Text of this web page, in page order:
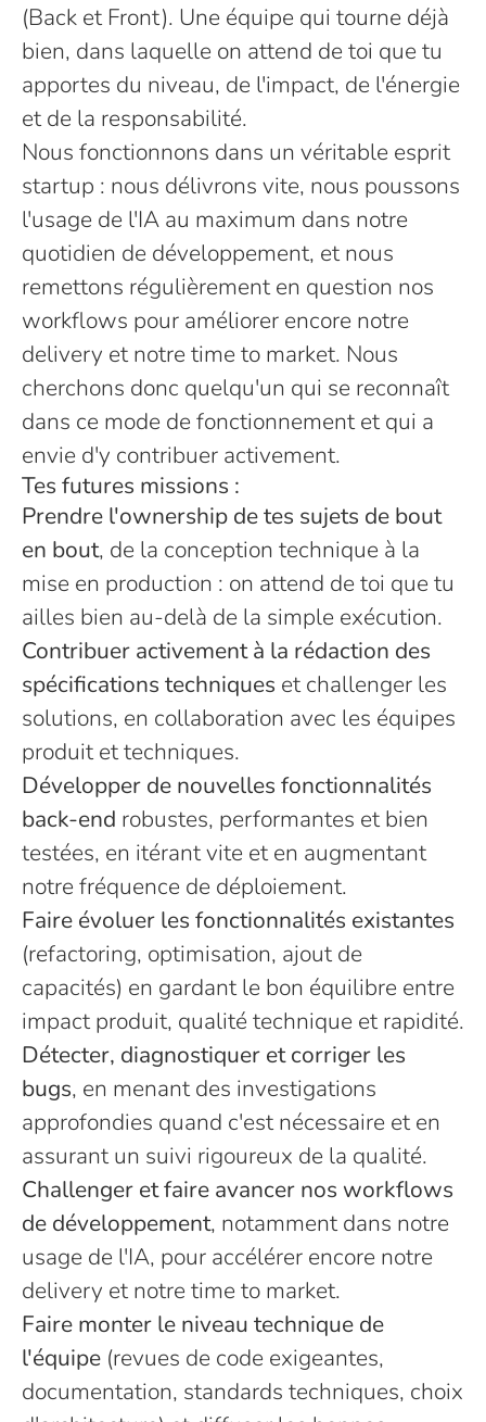
(Back et Front). Une équipe qui tourne déjà
bien, dans laquelle on attend de toi que tu
apportes du niveau, de l'impact, de l'énergie
et de la responsabilité.
Nous fonctionnons dans un véritable esprit
startup : nous délivrons vite, nous poussons
l'usage de l'IA au maximum dans notre
quotidien de développement, et nous
remettons régulièrement en question nos
workflows pour améliorer encore notre
delivery et notre time to market. Nous
cherchons donc quelqu'un qui se reconnaît
dans ce mode de fonctionnement et qui a
envie d'y contribuer activement.
Tes futures missions :
Prendre l'ownership de tes sujets de bout
en bout, de la conception technique à la
mise en production : on attend de toi que tu
ailles bien au-delà de la simple exécution.
Contribuer activement à la rédaction des
spécifications techniques et challenger les
solutions, en collaboration avec les équipes
produit et techniques.
Développer de nouvelles fonctionnalités
back-end robustes, performantes et bien
testées, en itérant vite et en augmentant
notre fréquence de déploiement.
Faire évoluer les fonctionnalités existantes
(refactoring, optimisation, ajout de
capacités) en gardant le bon équilibre entre
impact produit, qualité technique et rapidité.
Détecter, diagnostiquer et corriger les
bugs, en menant des investigations
approfondies quand c'est nécessaire et en
assurant un suivi rigoureux de la qualité.
Challenger et faire avancer nos workflows
de développement, notamment dans notre
usage de l'IA, pour accélérer encore notre
delivery et notre time to market.
Faire monter le niveau technique de
l'équipe (revues de code exigeantes,
documentation, standards techniques, choix